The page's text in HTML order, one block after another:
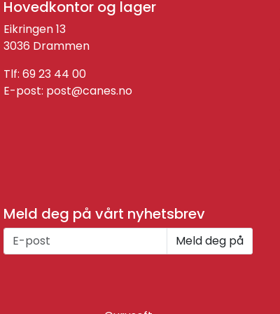
Hovedkontor og lager
Eikringen 13
3036 Drammen
Tlf: 69 23 44 00
E-post: post@canes.no
Meld deg på vårt nyhetsbrev
Meld deg på